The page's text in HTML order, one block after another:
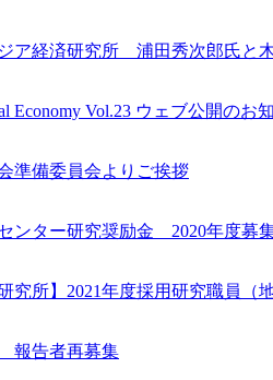
ア経済研究所 浦田秀次郎氏と
Economy Vol.23 ウェブ公開のお
準備委員会よりご挨拶
ンター研究奨励金 2020年度募
究所】2021年度採用研究職員
報告者再募集